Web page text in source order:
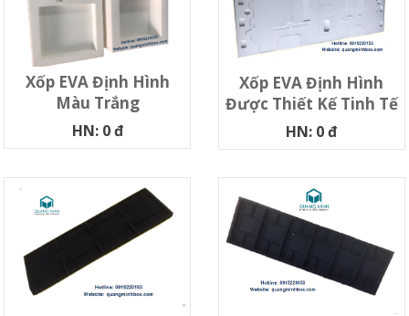
Xốp EVA Định Hình
Màu Trắng
HN: 0 đ
Xốp EVA Định Hình
Được Thiết Kế Tinh Tế
HN: 0 đ